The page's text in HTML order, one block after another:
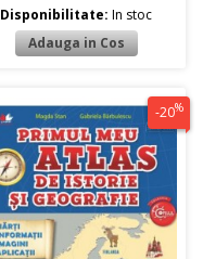
Disponibilitate:In stoc
-20%